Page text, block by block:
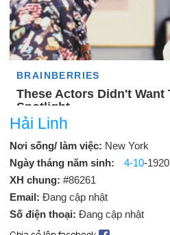
Hải Linh
Nơi sống/ làm việc: New York
Ngày tháng năm sinh:
4-10-1920
XH chung: #86261
Email: Đang cập nhật
Số điện thoại: Đang cập nhật